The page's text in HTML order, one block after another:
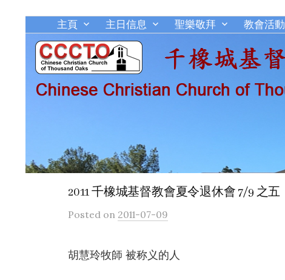
主頁 主日信息 聖樂敬拜 教會活動
2011 千橡城基督教會夏令退休會 7/9 之五
Posted on 2011-07-09
胡慧玲牧師 被称义的人